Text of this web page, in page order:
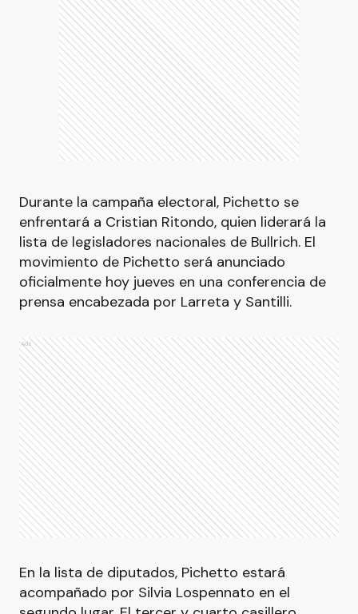
Durante la campaña electoral, Pichetto se
enfrentará a Cristian Ritondo, quien liderará la
lista de legisladores nacionales de Bullrich. El
movimiento de Pichetto será anunciado
oficialmente hoy jueves en una conferencia de
prensa encabezada por Larreta y Santilli.
Ads
En la lista de diputados, Pichetto estará
acompañado por Silvia Lospennato en el